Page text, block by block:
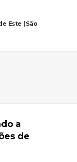
Este (São
a
de